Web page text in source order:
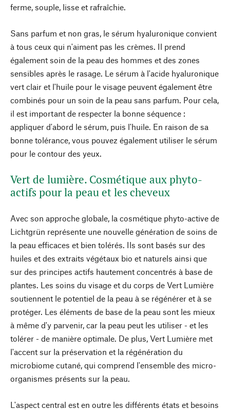
ferme, souple, lisse et rafraîchie.
Sans parfum et non gras, le sérum hyaluronique convient
à tous ceux qui n'aiment pas les crèmes. Il prend
également soin de la peau des hommes et des zones
sensibles après le rasage. Le sérum à l'acide hyaluronique
vert clair et l'huile pour le visage peuvent également être
combinés pour un soin de la peau sans parfum. Pour cela,
il est important de respecter la bonne séquence :
appliquer d'abord le sérum, puis l'huile. En raison de sa
bonne tolérance, vous pouvez également utiliser le sérum
pour le contour des yeux.
Vert de lumière. Cosmétique aux phyto-
actifs pour la peau et les cheveux
Avec son approche globale, la cosmétique phyto-active de
Lichtgrün représente une nouvelle génération de soins de
la peau efficaces et bien tolérés. Ils sont basés sur des
huiles et des extraits végétaux bio et naturels ainsi que
sur des principes actifs hautement concentrés à base de
plantes. Les soins du visage et du corps de Vert Lumière
soutiennent le potentiel de la peau à se régénérer et à se
protéger. Les éléments de base de la peau sont les mieux
à même d'y parvenir, car la peau peut les utiliser - et les
tolérer - de manière optimale. De plus, Vert Lumière met
l'accent sur la préservation et la régénération du
microbiome cutané, qui comprend l'ensemble des micro-
organismes présents sur la peau.
L'aspect central est en outre les différents états et besoins